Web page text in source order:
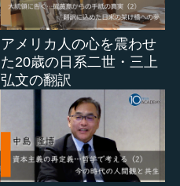
アメリカ人の心を震わせ
た20歳の日系二世・三上
弘文の翻訳